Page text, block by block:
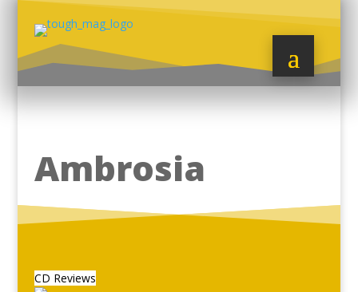
Ambrosia
CD Reviews